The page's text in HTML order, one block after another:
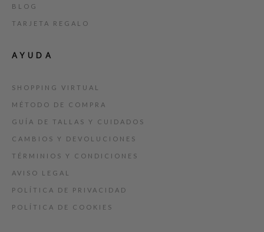
BLOG
TARJETA REGALO
AYUDA
SHOPPING VIRTUAL
MÉTODO DE COMPRA
GUÍA DE TALLAS Y CUIDADOS
CAMBIOS Y DEVOLUCIONES
TÉRMINIOS Y CONDICIONES
AVISO LEGAL
POLÍTICA DE PRIVACIDAD
POLÍTICA DE COOKIES